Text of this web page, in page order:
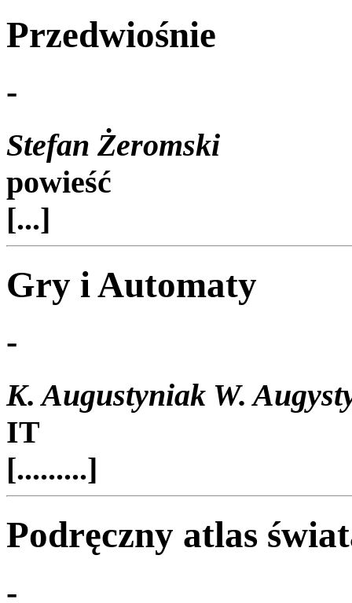
Przedwiośnie
-
Stefan Żeromski
powieść
[...]
Gry i Automaty
-
K. Augustyniak W.
IT
[.........]
Podręczny atlas
-